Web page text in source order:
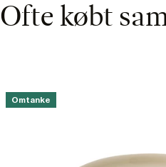
Ofte købt
Omtanke